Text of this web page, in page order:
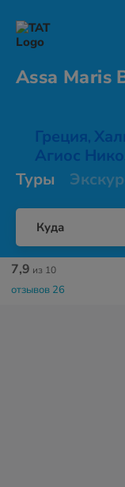
Assa Maris
Греция,
Агиос
Туры
Куда
7,9 из 10
отзывов 26